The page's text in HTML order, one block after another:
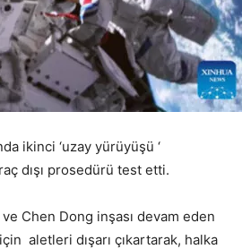
ikinci ‘uzay yürüyüşü ‘
dışı prosedürü test etti.
Chen Dong inşası devam eden
aletleri dışarı çıkartarak, halka